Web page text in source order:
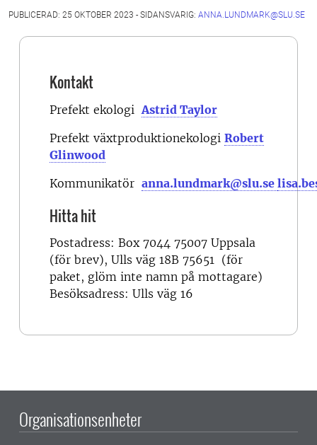
PUBLICERAD: 25 OKTOBER 2023 - SIDANSVARIG: ANNA.LUNDMARK@SLU.SE
Kontakt
Prefekt ekologi Astrid Taylor
Prefekt växtproduktionekologi Robert
Glinwood
Kommunikatör anna.lundmark@slu.se
Hitta hit
Postadress: Box 7044 75007 Uppsala
(för brev), Ulls väg 18B 75651 (för
paket, glöm inte namn på mottagare)
Besöksadress: Ulls väg 16
Organisationsenheter